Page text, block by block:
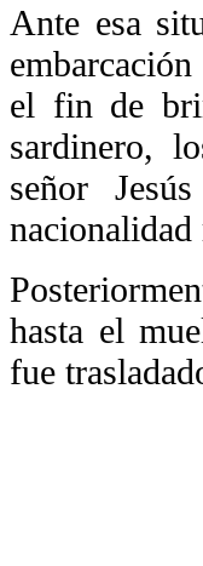
Ante esa
el fin de
sardinero,
señor
nacionalidad
hasta el
fue